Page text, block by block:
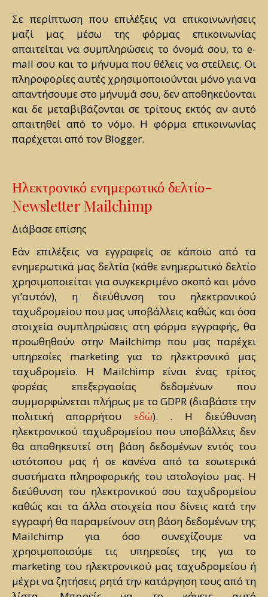
Σε περίπτωση που επιλέξεις να επικοινωνήσεις
μαζί μας μέσω της φόρμας επικοινωνίας
απαιτείται να συμπληρώσεις το όνομά σου, το e-
mail σου και το μήνυμα που θέλεις να στείλεις. Οι
πληροφορίες αυτές χρησιμοποιούνται μόνο για να
απαντήσουμε στο μήνυμά σου, δεν αποθηκεύονται
και δε μεταβιβάζονται σε τρίτους εκτός αν αυτό
απαιτηθεί από το νόμο. Η φόρμα επικοινωνίας
παρέχεται από τον Blogger.
Ηλεκτρονικό ενημερωτικό δελτίο-
Newsletter Mailchimp
Διάβασε επίσης
Εάν επιλέξεις να εγγραφείς σε κάποιο από τα
ενημερωτικά μας δελτία (κάθε ενημερωτικό δελτίο
χρησιμοποιείται για συγκεκριμένο σκοπό και μόνο
γι’αυτόν), η διεύθυνση του ηλεκτρονικού
ταχυδρομείου που μας υποβάλλεις καθώς και όσα
στοιχεία συμπληρώσεις στη φόρμα εγγραφής, θα
προωθηθούν στην Mailchimp που μας παρέχει
υπηρεσίες marketing για το ηλεκτρονικό μας
ταχυδρομείο. Η Mailchimp είναι ένας τρίτος
φορέας επεξεργασίας δεδομένων που
συμμορφώνεται πλήρως με το GDPR (διαβάστε την
πολιτική απορρήτου εδώ). . Η διεύθυνση
ηλεκτρονικού ταχυδρομείου που υποβάλλεις δεν
θα αποθηκευτεί στη βάση δεδομένων εντός του
ιστότοπου μας ή σε κανένα από τα εσωτερικά
συστήματα πληροφορικής του ιστολογίου μας. Η
διεύθυνση του ηλεκτρονικού σου ταχυδρομείου
καθώς και τα άλλα στοιχεία που δίνεις κατά την
εγγραφή θα παραμείνουν στη βάση δεδομένων της
Mailchimp για όσο συνεχίζουμε να
χρησιμοποιούμε τις υπηρεσίες της για το
marketing του ηλεκτρονικού μας ταχυδρομείου ή
μέχρι να ζητήσεις ρητά την κατάργηση τους από τη